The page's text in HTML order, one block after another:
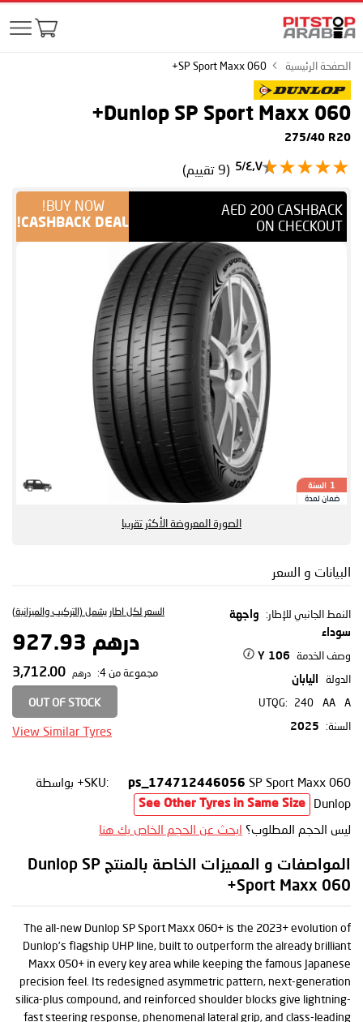
الصفحة الرئيسية SP Sport Maxx 060+
Dunlop SP Sport Maxx 060+
275/40 R20
٤٫٧/5 (9 تقييم)
AED 200 CASHBACK
ON CHECKOUT
BUY NOW!
CASHBACK DEAL!
1 السنة
ضمان لمدة
الصورة المعروضة الأكثر تقريبا
البيانات و السعر
النمط الجانبي للإطار:
واجهة
سوداء
وصف الخدمة 106 Y
الدولة اليابان
UTQG: 240 AA
A
السنة:
2025
السعر لكل اطار يشمل (التركيب والميزانية)
درهم 927.93
مجموعة من 4: درهم
OUT OF STOCK
View Similar Tyres
SKU: ps_174712446056 SP Sport Maxx 060+
بواسطة
Dunlop
See Other Tyres in Same Size
ليس الحجم المطلوب؟ ابحث عن الحجم الخاص بك هنا
المواصفات و المميزات الخاصة بالمنتج Dunlop SP
Sport Maxx 060+
The all-new Dunlop SP Sport Maxx 060+ is the 2023+ evolution of
Dunlop’s flagship UHP line, built to outperform the already brilliant
Maxx 050+ in every key area while keeping the famous Japanese
precision feel. Its redesigned asymmetric pattern, next-generation
silica-plus compound, and reinforced shoulder blocks give lightning-
fast steering response, phenomenal lateral grip, and class-leading